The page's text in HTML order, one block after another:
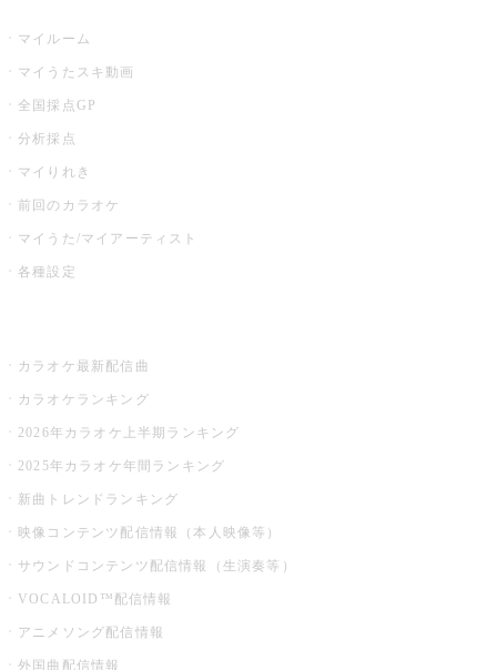
マイルーム
マイうたスキ動画
全国採点GP
分析採点
マイりれき
前回のカラオケ
マイうた/マイアーティスト
各種設定
カラオケ最新配信曲
カラオケランキング
2026年カラオケ上半期ランキング
2025年カラオケ年間ランキング
新曲トレンドランキング
映像コンテンツ配信情報（本人映像等）
サウンドコンテンツ配信情報（生演奏等）
VOCALOID™配信情報
アニメソング配信情報
外国曲配信情報